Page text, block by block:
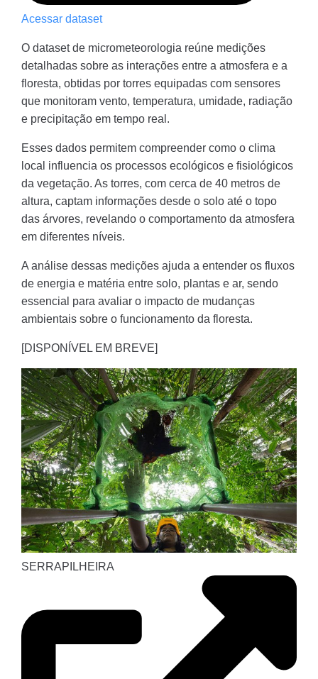
Acessar dataset
O dataset de micrometeorologia reúne medições
detalhadas sobre as interações entre a atmosfera e a
floresta, obtidas por torres equipadas com sensores
que monitoram vento, temperatura, umidade, radiação
e precipitação em tempo real.
Esses dados permitem compreender como o clima
local influencia os processos ecológicos e fisiológicos
da vegetação. As torres, com cerca de 40 metros de
altura, captam informações desde o solo até o topo
das árvores, revelando o comportamento da atmosfera
em diferentes níveis.
A análise dessas medições ajuda a entender os fluxos
de energia e matéria entre solo, plantas e ar, sendo
essencial para avaliar o impacto de mudanças
ambientais sobre o funcionamento da floresta.
[DISPONÍVEL EM BREVE]
SERRAPILHEIRA